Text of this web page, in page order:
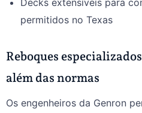
permitidos no Texas
Reboques
além das normas
Os engenheiros da Genron